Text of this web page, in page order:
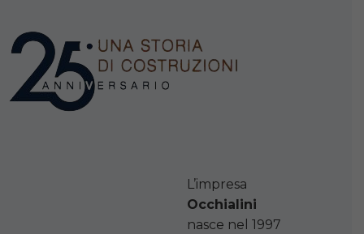
L’impresa
Occhialini
nasce nel 1997